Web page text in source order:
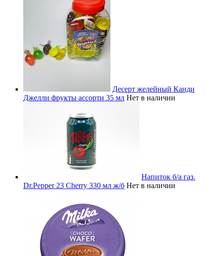
Десерт желейный Канди
Джелли фрукты ассорти 35 мл Нет в наличии
Напиток б/а газ.
Dr.Pepper 23 Cherry 330 мл ж/б Нет в наличии